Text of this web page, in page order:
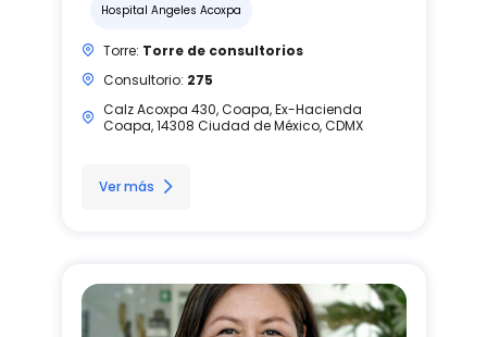
Hospital Angeles Acoxpa
Torre: Torre de consultorios
Consultorio: 275
Calz Acoxpa 430, Coapa, Ex-Hacienda
Coapa, 14308 Ciudad de México, CDMX
Ver más